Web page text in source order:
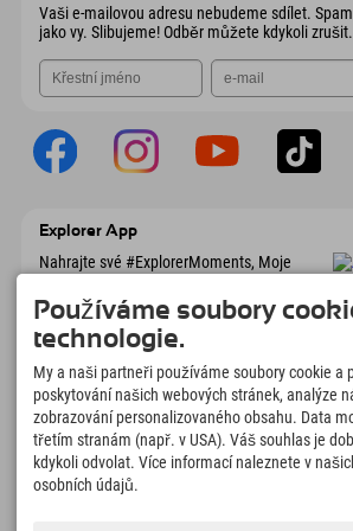
Vaši e-mailovou adresu nebudeme sdílet.
jako vy. Slibujeme! Odběr můžete kdykoli zrušit.
Explorer App
Nahrajte své #ExplorerMoments, Moje
Explorer To Go s přehledem rezervací,
seznamem míst, která chcete navštívit,
přehledem restaurací a mnoha dalšími
věcmi. Stáhněte si hned!
Čas na chvilky objevitelů
166
Horská jezera a
dobrodružné bazény
Používáme soubory
technologie.
My a naši partneři používáme soubory cookie a
poskytování našich webových stránek, analýze
zobrazování personalizovaného obsahu. Data
třetím stranám (např. v USA). Váš souhlas je
kdykoli odvolat. Více informací naleznete v
osobních údajů.